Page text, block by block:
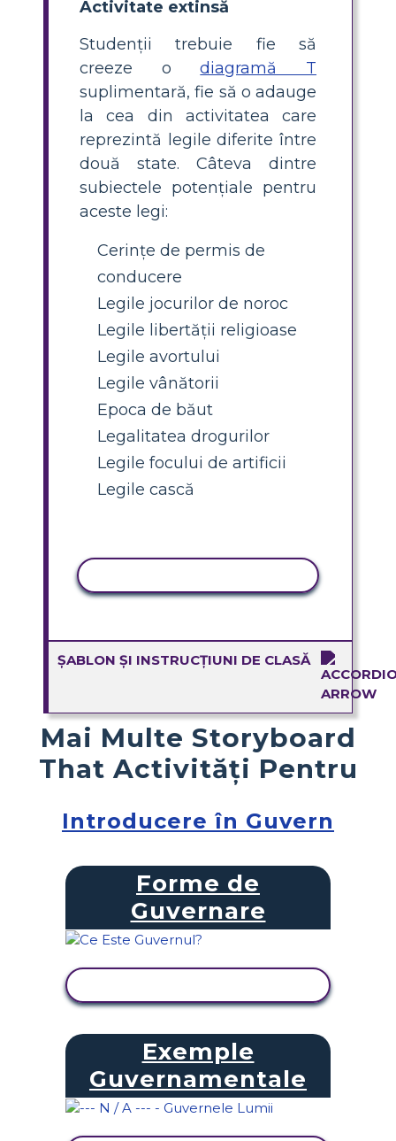
Activitate extinsă
Studenții trebuie fie să
creeze odiagramă T
suplimentară, fie să o adauge
la cea din activitatea care
reprezintă legile diferite între
două state. Câteva dintre
subiectele potențiale pentru
aceste legi:
Cerințe de permis de
conducere
Legile jocurilor de noroc
Legile libertății religioase
Legile avortului
Legile vânătorii
Epoca de băut
Legalitatea drogurilor
Legile focului de artificii
Legile cască
ȘABLON ȘI INSTRUCȚIUNI DE CLASĂ
Mai Multe Storyboard
That Activități Pentru
Introducere în Guvern
Forme de
Guvernare
Exemple
Guvernamentale